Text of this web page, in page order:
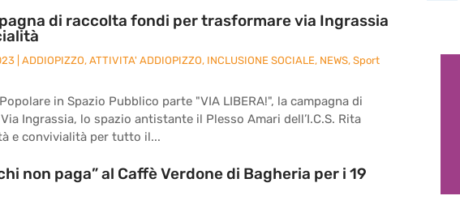
di raccolta fondi per trasformare via Ingrassia
ADDIOPIZZO, ATTIVITA' ADDIOPIZZO, INCLUSIONE SOCIALE, NEWS, Sport
in Spazio Pubblico parte "VIA LIBERA!", la campagna di
Ingrassia, lo spazio antistante il Plesso Amari dell’I.C.S. Rita
e convivialità per tutto il...
non paga” al Caffè Verdone di Bagheria per i 19